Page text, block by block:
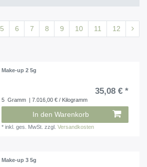
5 6 7 8 9 10 11 12
Make-up 2 5g
35,08 € *
5 Gramm | 7.016,00 € / Kilogramm
In den Warenkorb
*inkl. ges. MwSt. zzgl.Versandkosten
Make-up 3 5g